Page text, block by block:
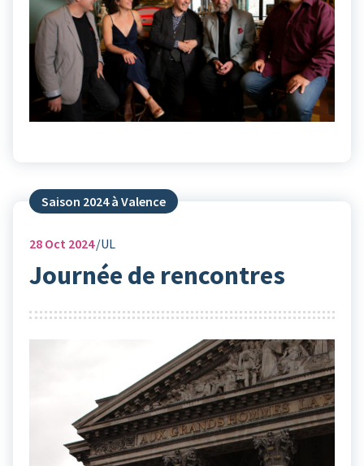
Saison 2024 à Valence
28 Oct 2024 UL
Journée de rencontres